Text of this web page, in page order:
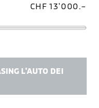
CHF 13'000.–
L'AUTO DEI